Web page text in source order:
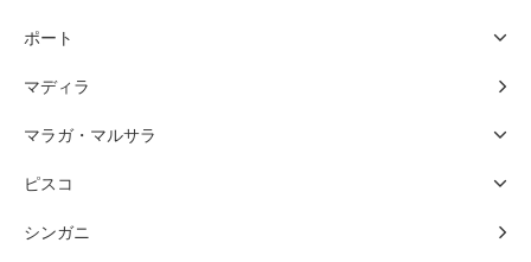
ポート
マディラ
マラガ・マルサラ
ピスコ
シンガニ